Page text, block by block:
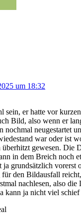
um 18:32
sein, er hatte vor
Bild, also wenn er
nochmal neugestartet
war oder ist
überhitzt gewesen. Die
in dem Breich noch
ja grundsätzlich vorerst
den Bildausfall
nachlesen, also die
kann ja nicht viel schief